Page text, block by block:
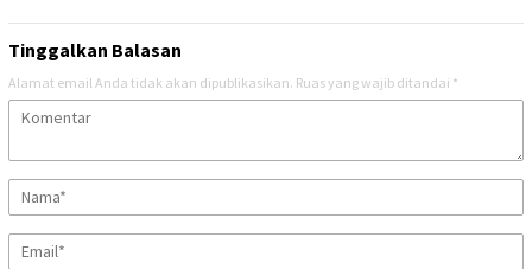
Tinggalkan Balasan
Alamat email Anda tidak akan dipublikasikan. Ruas yang wajib ditandai *